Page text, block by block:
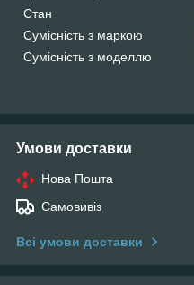
Стан
Сумісність з маркою
Сумісність з моделлю
Умови доставки
Нова Пошта
Самовивіз
Всі умови доставки